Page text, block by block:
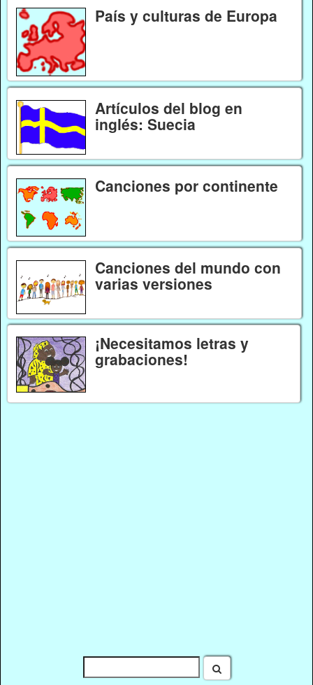
País y culturas de Europa
Artículos del blog en
inglés: Suecia
Canciones por continente
Canciones del mundo con
varias versiones
¡Necesitamos letras y
grabaciones!